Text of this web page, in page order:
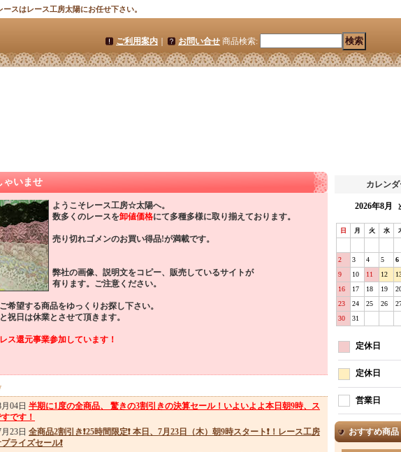
スはレース工房太陽にお任せ下さい。
ご利用案内 お問い合せ 商品検索:
ゃいませ
ようこそレース工房☆太陽へ。
数多くのレースを卸値価格にて多種多様に取り揃えております。
売り切れゴメンのお買い得品!が満載です。
弊社の画像、説明文をコピー、販売しているサイトが
有ります。ご注意ください。
希望する商品をゆっくりお探し下さい。
祝日は休業とさせて頂きます。
ス還元事業参加しています！
04日 半期に1度の全商品、 驚きの3割引きの決算セール！いよいよよ本日朝9時、ス
です！
23日 全商品2割引き❗25時間限定❗ 本日、7月23日（木）朝9時スタート❗！レース工房
ライズセール❗
カレン
2026年8月
日 月 火 水
2
3 4 5 6
9
10 11 12
16
17 18 19
23
24 25 26
30
31
定休日
定休日
営業日
おすすめ商品